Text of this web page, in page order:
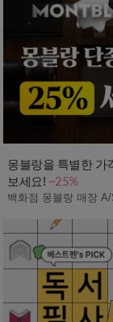
몽블랑을 특별한 가
보세요! ~25%
백화점 몽블랑 매장